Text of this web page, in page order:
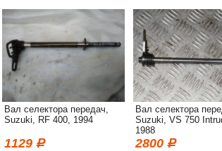
Вал селектора передач,
Suzuki, RF 400, 1994
1129
Вал селектора
Suzuki, VS 750
1988
2800